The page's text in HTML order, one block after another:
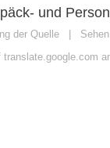
und
der Quelle |